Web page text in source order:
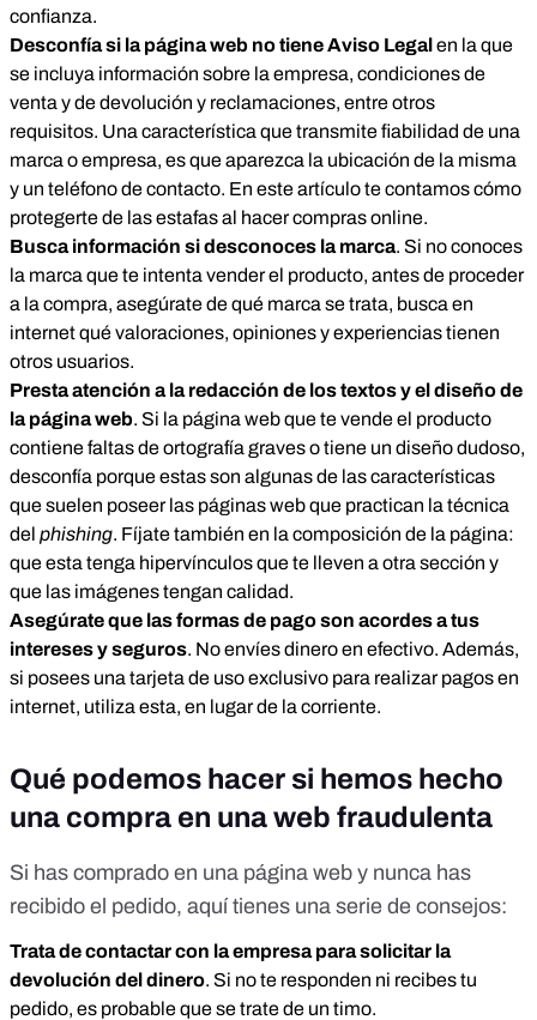
confianza.
Desconfía si la página web no tiene Aviso Legalen la que
se incluya información sobre la empresa, condiciones de
venta y de devolución y reclamaciones, entre otros
requisitos. Una característica que transmite fiabilidad de una
marca o empresa, es que aparezca la ubicación de la misma
y un teléfono de contacto. En este artículote contamos cómo
protegerte de las estafas al hacer compras online.
Busca información si desconoces la marca. Si no conoces
la marca que te intenta vender el producto, antes de proceder
a la compra, asegúrate de qué marca se trata, busca en
internet qué valoraciones, opiniones y experiencias tienen
otros usuarios.
Presta atención a la redacción de los textos y el diseño de
la página web. Si la página web que te vende el producto
contiene faltas de ortografía graves o tiene un diseño dudoso,
desconfía porque estas son algunas de las características
que suelen poseer las páginas web que practican la técnica
del phishing. Fíjate también en la composición de la página:
que esta tenga hipervínculos que te lleven a otra sección y
que las imágenes tengan calidad.
Asegúrate que las formas de pago son acordes a tus
intereses y seguros. No envíes dinero en efectivo. Además,
si posees una tarjeta de uso exclusivo para realizar pagos en
internet, utiliza esta, en lugar de la corriente.
Qué podemos hacer si hemos hecho
una compra en una web fraudulenta
Si has comprado en una página web y nunca has
recibido el pedido, aquí tienes una serie de consejos:
Trata de contactar con la empresa para solicitar la
devolución del dinero. Si no te responden ni recibes tu
pedido, es probable que se trate de un timo.